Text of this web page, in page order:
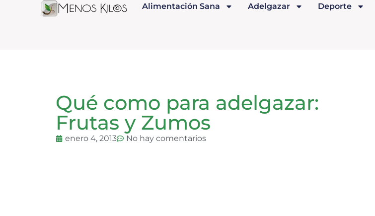
Alimentación Sana Adelgazar Deporte
Qué como para adelgazar:
Frutas y Zumos
enero 4, 2013 No hay comentarios